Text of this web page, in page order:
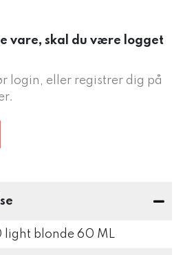
vare, skal du være logget
login, eller registrer dig på
light blonde 60 ML